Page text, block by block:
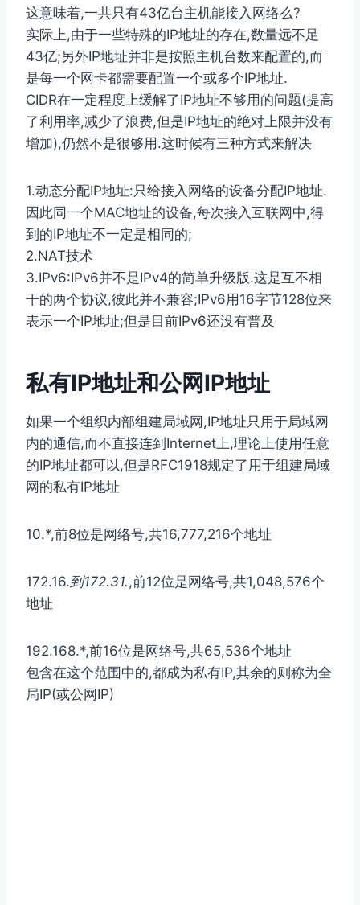
这意味着,⼀共只有43亿台主机能接⼊⽹络么?
实际上,由于⼀些特殊的IP地址的存在,数量远不⾜
43亿;另外IP地址并⾮是按照主机台数来配置的,⽽
是每⼀个⽹卡都需要配置⼀个或多个IP地址.
CIDR在⼀定程度上缓解了IP地址不够⽤的问题(提⾼
了利⽤率,减少了浪费,但是IP地址的绝对上限并没有
增加),仍然不是很够⽤.这时候有三种⽅式来解决
1.动态分配IP地址:只给接⼊⽹络的设备分配IP地址.
因此同⼀个MAC地址的设备,每次接⼊互联⽹中,得
到的IP地址不⼀定是相同的;
2.NAT技术
3.IPv6:IPv6并不是IPv4的简单升级版.这是互不相
⼲的两个协议,彼此并不兼容;IPv6⽤16字节128位来
表⽰⼀个IP地址;但是⽬前IPv6还没有普及
私有IP地址和公⽹IP地址
如果⼀个组织内部组建局域⽹,IP地址只⽤于局域⽹
内的通信,⽽不直接连到Internet上,理论上使⽤任意
的IP地址都可以,但是RFC1918规定了⽤于组建局域
⽹的私有IP地址
10.*,前8位是⽹络号,共16,777,216个地址
172.16.到172.31.,前12位是⽹络号,共1,048,576个
地址
192.168.*,前16位是⽹络号,共65,536个地址
包含在这个范围中的,都成为私有IP,其余的则称为全
局IP(或公⽹IP)